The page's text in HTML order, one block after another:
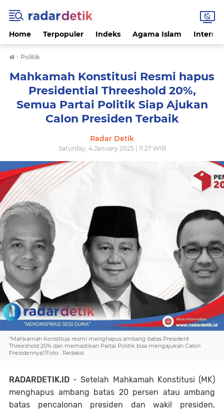
Home Terpopuler Indeks Agama Islam
› Politik
Mahkamah Konstitusi Resmi hapus
Presidential Threeshold 20%,
Semua Partai Politik Siap Ajukan
Calon Presiden Terbaik
Radar Detik
Saturday, 4 January 2025 | 11:27 WIB
"Mahkamah Konstitusi resmi menghapus ambang batas President
Threeshold 20% dan memastikan Partai Politik bisa mengajukan Calon
Presidennya"/Foto : Redaksi
RADARDETIK.ID - Setelah Mahkamah Konstitusi (MK)
menghapus ambang batas 20 persen atau ambang
batas pencalonan presiden dan wakil presiden,